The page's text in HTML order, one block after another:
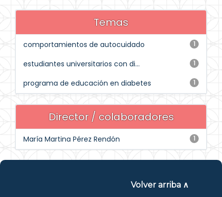
Temas
1
comportamientos de autocuidado
1
estudiantes universitarios con di...
1
programa de educación en diabetes
Director / colaboradores
1
María Martina Pérez Rendón
Volver arriba ∧